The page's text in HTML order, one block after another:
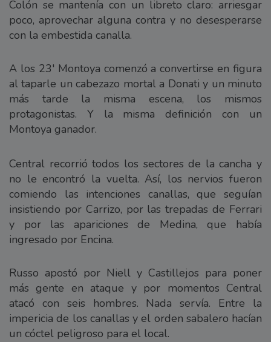
Colón se mantenía con un libreto claro: arriesgar
poco, aprovechar alguna contra y no desesperarse
con la embestida canalla.
A los 23' Montoya comenzó a convertirse en figura
al taparle un cabezazo mortal a Donati y un minuto
más tarde la misma escena, los mismos
protagonistas. Y la misma definición con un
Montoya ganador.
Central recorrió todos los sectores de la cancha y
no le encontró la vuelta. Así, los nervios fueron
comiendo las intenciones canallas, que seguían
insistiendo por Carrizo, por las trepadas de Ferrari
y por las apariciones de Medina, que había
ingresado por Encina.
Russo apostó por Niell y Castillejos para poner
más gente en ataque y por momentos Central
atacó con seis hombres. Nada servía. Entre la
impericia de los canallas y el orden sabalero hacían
un cóctel peligroso para el local.